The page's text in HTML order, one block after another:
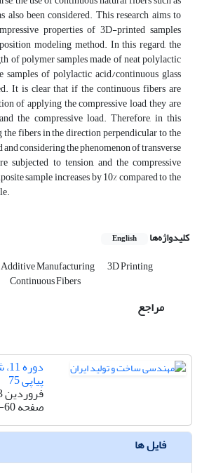
also been considered. This research aims to
properties of 3D-printed samples
modeling method. In this regard, the
of polymer samples made of neat polylactic
samples of polylactic acid/continuous glass
It is clear that if the continuous fibers are
of applying the compressive load, they are
the compressive load. Therefore, in this
the fibers in the direction perpendicular to the
considering the phenomenon of transverse
subjected to tension, and the compressive
sample increases by 10% compared to the
کلیدواژه‌ها English
Additive Manufacturing 3D Printing
Continuous Fibers
مراجع
پیاپی 75
فروردین 1403
صفحه
فایل ها